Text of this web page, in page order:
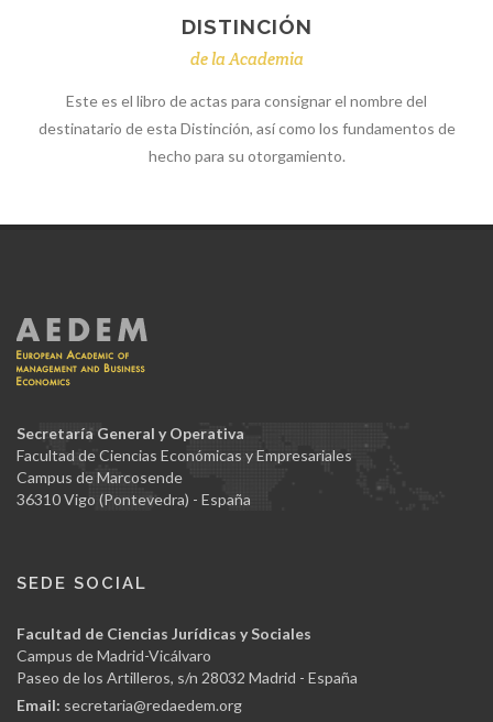
DISTINCIÓN
de la Academia
Este es el libro de actas para consignar el nombre del
destinatario de esta Distinción, así como los fundamentos de
hecho para su otorgamiento.
Secretaría General y Operativa
Facultad de Ciencias Económicas y Empresariales
Campus de Marcosende
36310 Vigo (Pontevedra) - España
SEDE SOCIAL
Facultad de Ciencias Jurídicas y Sociales
Campus de Madrid-Vicálvaro
Paseo de los Artilleros, s/n 28032 Madrid - España
Email: secretaria@redaedem.org